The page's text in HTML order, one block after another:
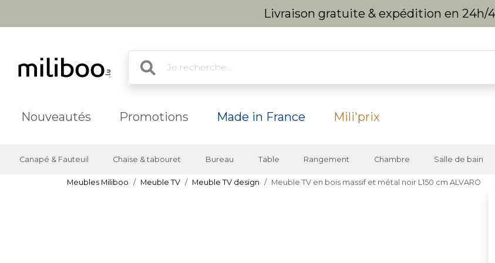
Livraison gratuite & expédition en 24h/
Nouveautés Promotions Made in France Mili'prix
Canapé & Fauteuil Chaise & tabouret Bureau Table Rangement Chambre Salle de bain
Meubles Miliboo Meuble TV Meuble TV design Meuble TV en bois massif et métal noir L150 cm ALVARO